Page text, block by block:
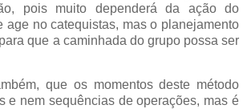
pois muito dependerá da ação do
age no catequistas, mas o planejamento
que a caminhada do grupo possa ser
que os momentos deste método
e nem sequências de operações, mas é